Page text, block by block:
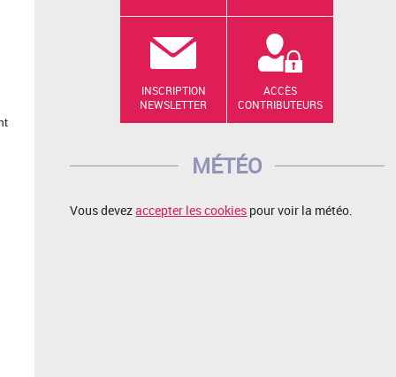
INSCRIPTION
NEWSLETTER
ACCÈS
CONTRIBUTEURS
MÉTÉO
Vous devezaccepter les cookies pour voir la météo.